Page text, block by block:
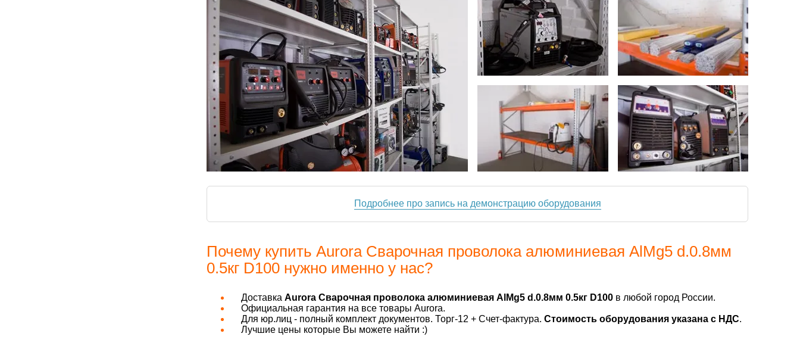
Подробнее про запись на демонстрацию оборудования
Почему купить Aurora Сварочная проволока алюминиевая AlMg5 d.0.8мм
0.5кг D100 нужно именно у нас?
Доставка Aurora Сварочная проволока алюминиевая AlMg5 d.0.8мм 0.5кг D100 в любой город России.
Официальная гарантия на все товары Aurora.
Для юр.лиц - полный комплект документов. Торг-12 + Счет-фактура. Стоимость оборудования указана с НДС.
Лучшие цены которые Вы можете найти :)